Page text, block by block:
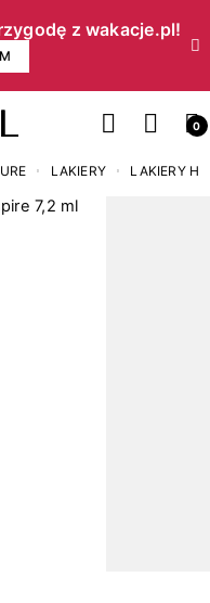
z wakacje.pl!​
0
LAKIERY LAKIERY